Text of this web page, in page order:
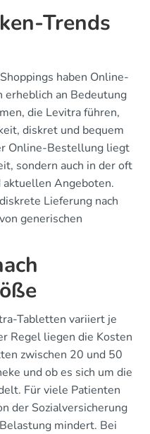
Trends
haben Online-
erheblich an Bedeutung
die Levitra führen,
diskret und bequem
Online-Bestellung liegt
sondern auch in der oft
Angeboten.
Lieferung nach
generischen
Tabletten variiert je
Regel liegen die Kosten
zwischen 20 und 50
und ob es sich um die
Für viele Patienten
der Sozialversicherung
mindert. Bei